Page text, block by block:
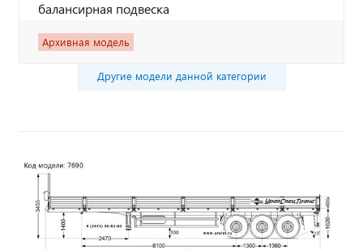
балансирная подвеска
Архивная модель
Другие модели данной категории